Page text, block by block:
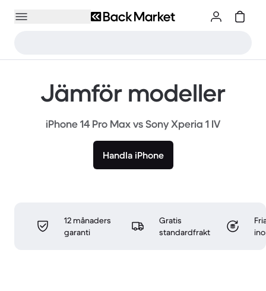
Jämför modeller
iPhone 14 Pro Max vs Sony Xperia 1 IV
Handla iPhone
12 månaders
garanti
Gratis
standardfrakt